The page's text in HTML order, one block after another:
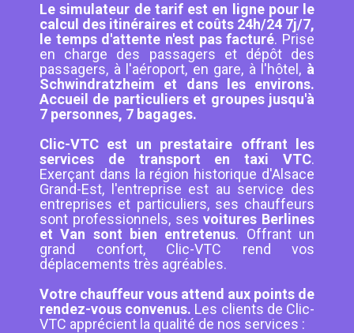
Le simulateur de tarif est en ligne pour le
calcul des itinéraires et coûts 24h/24 7j/7,
le temps d'attente n'est pas facturé. Prise
en charge des passagers et dépôt des
passagers, à l'aéroport, en gare, à l'hôtel, à
Schwindratzheim et dans les environs.
Accueil de particuliers et groupes jusqu'à
7 personnes, 7 bagages.
Clic-VTC est un prestataire offrant les
services de transport en taxi VTC.
Exerçant dans la région historique d'Alsace
Grand-Est, l'entreprise est au service des
entreprises et particuliers, ses chauffeurs
sont professionnels, sesvoitures Berlines
et Van sont bien entretenus. Offrant un
grand confort, Clic-VTC rend vos
déplacements très agréables.
Votre chauffeur vous attend aux points de
rendez-vous convenus. Les clients de Clic-
VTC apprécient la qualité de nos services :